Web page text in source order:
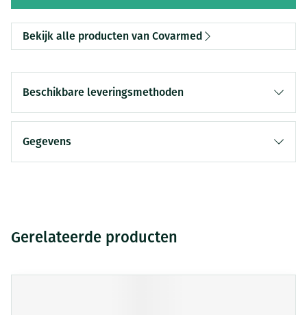
Bekijk alle producten van Covarmed
Beschikbare leveringsmethoden
Gegevens
Gerelateerde producten